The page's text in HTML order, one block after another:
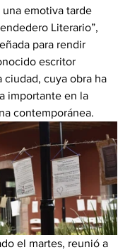
emotiva tarde
Literario”,
para rendir
escritor
ciudad, cuya obra ha
importante en la
contemporánea.
el martes, reunió a